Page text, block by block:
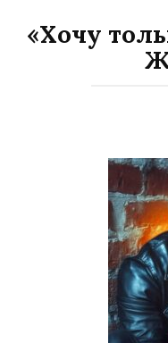
«Хочу